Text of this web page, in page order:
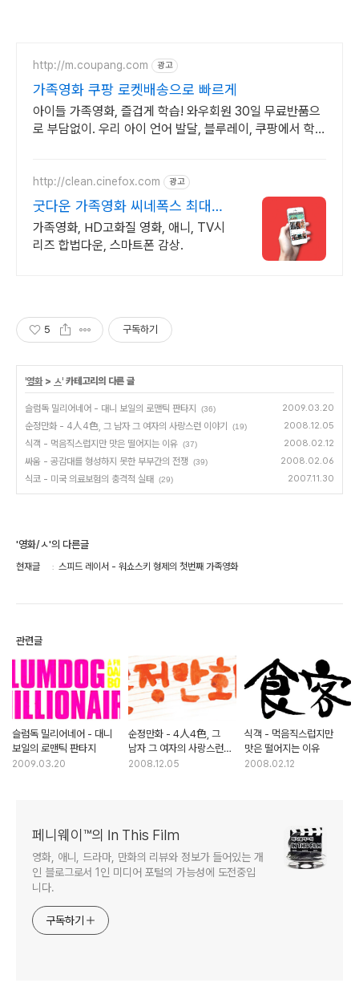
http://m.coupang.com 광고
가족영화 쿠팡 로켓배송으로 빠르게
아이들 가족영화, 즐겁게 학습! 와우회원 30일 무료반품으
로 부담없이. 우리 아이 언어 발달, 블루레이, 쿠팡에서 학습
http://clean.cinefox.com 광고
굿다운 가족영화 씨네폭스 최대3
만원+10%추가적립
가족영화, HD고화질 영화, 애니, TV시
리즈 합법다운, 스마트폰 감상.
5 구독하기
'영화> ㅅ' 카테고리의 다른 글
슬럼독 밀리어네어 - 대니 보일의 로맨틱 판타지 (36) 2009.03.20
순정만화 - 4人4色, 그 남자 그 여자의 사랑스런 이야기 (19) 2008.12.05
식객 - 먹음직스럽지만 맛은 떨어지는 이유 (37) 2008.02.12
싸움 - 공감대를 형성하지 못한 부부간의 전쟁 (39) 2008.02.06
식코 - 미국 의료보험의 충격적 실태 (29) 2007.11.30
'영화/ㅅ'의 다른글
현재글 스피드 레이서 - 워쇼스키 형제의 첫번째 가족영화
관련글
슬럼독 밀리어네어 - 대니
보일의 로맨틱 판타지
2009.03.20
순정만화 - 4人4色, 그
남자 그 여자의 사랑스런
이야기
2008.12.05
식객 - 먹음직스럽지만
맛은 떨어지는 이유
2008.02.12
페니웨이™의 In This Film
영화, 애니, 드라마, 만화의 리뷰와 정보가 들어있는 개
인 블로그로서 1인 미디어 포털의 가능성에 도전중입
니다.
구독하기